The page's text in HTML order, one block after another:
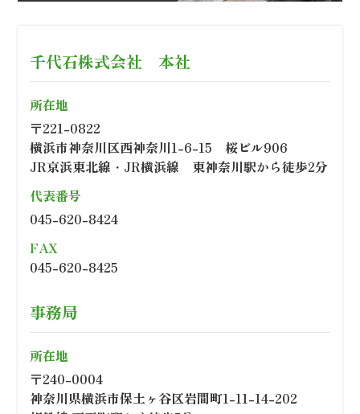
千代石株式会社 本社
所在地
〒221-0822
横浜市神奈川区西神奈川1-6-15 桜ビル906
JR京浜東北線・JR横浜線 東神奈川駅から徒歩2分
代表番号
045-620-8424
FAX
045-620-8425
事務局
所在地
〒240-0004
神奈川県横浜市保土ヶ谷区岩間町1-11-14-202